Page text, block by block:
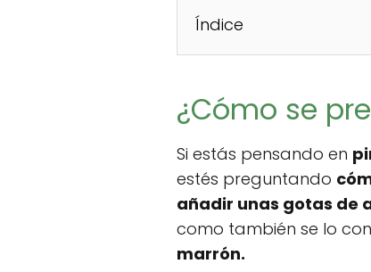
Índice
¿Cómo se
Si estás pensando en
estés preguntando
añadir unas gotas de
como también se lo
marrón.